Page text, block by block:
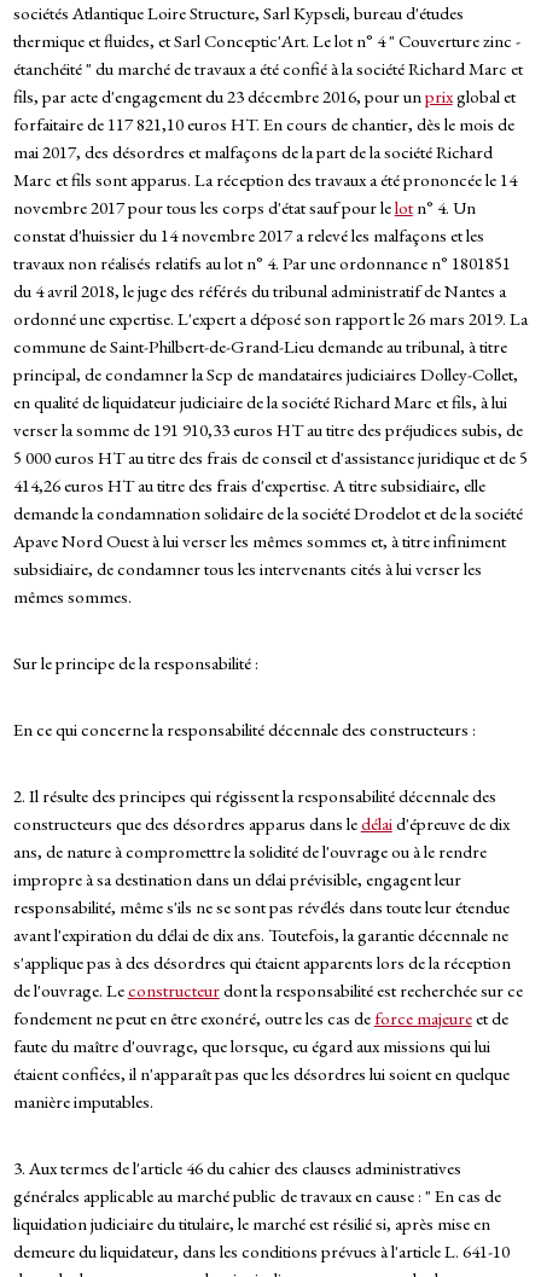
sociétés Atlantique Loire Structure, Sarl Kypseli, bureau d'études
thermique et fluides, et Sarl Conceptic'Art. Le lot n° 4 " Couverture zinc -
étanchéité " du marché de travaux a été confié à la société Richard Marc et
fils, par acte d'engagement du 23 décembre 2016, pour unprixglobal et
forfaitaire de 117 821,10 euros HT. En cours de chantier, dès le mois de
mai 2017, des désordres et malfaçons de la part de la société Richard
Marc et fils sont apparus. La réception des travaux a été prononcée le 14
novembre 2017 pour tous les corps d'état sauf pour lelotn° 4. Un
constat d'huissier du 14 novembre 2017 a relevé les malfaçons et les
travaux non réalisés relatifs au lot n° 4. Par une ordonnance n° 1801851
du 4 avril 2018, le juge des référés du tribunal administratif de Nantes a
ordonné une expertise. L'expert a déposé son rapport le 26 mars 2019. La
commune de Saint-Philbert-de-Grand-Lieu demande au tribunal, à titre
principal, de condamner la Scp de mandataires judiciaires Dolley-Collet,
en qualité de liquidateur judiciaire de la société Richard Marc et fils, à lui
verser la somme de 191 910,33 euros HT au titre des préjudices subis, de
5 000 euros HT au titre des frais de conseil et d'assistance juridique et de 5
414,26 euros HT au titre des frais d'expertise. A titre subsidiaire, elle
demande la condamnation solidaire de la société Drodelot et de la société
Apave Nord Ouest à lui verser les mêmes sommes et, à titre infiniment
subsidiaire, de condamner tous les intervenants cités à lui verser les
mêmes sommes.
Sur le principe de la responsabilité :
En ce qui concerne la responsabilité décennale des constructeurs :
2. Il résulte des principes qui régissent la responsabilité décennale des
constructeurs que des désordres apparus dans ledélaid'épreuve de dix
ans, de nature à compromettre la solidité de l'ouvrage ou à le rendre
impropre à sa destination dans un délai prévisible, engagent leur
responsabilité, même s'ils ne se sont pas révélés dans toute leur étendue
avant l'expiration du délai de dix ans. Toutefois, la garantie décennale ne
s'applique pas à des désordres qui étaient apparents lors de la réception
de l'ouvrage. Leconstructeurdont la responsabilité est recherchée sur ce
fondement ne peut en être exonéré, outre les cas de force majeureet de
faute du maître d'ouvrage, que lorsque, eu égard aux missions qui lui
étaient confiées, il n'apparaît pas que les désordres lui soient en quelque
manière imputables.
3. Aux termes de l'article 46 du cahier des clauses administratives
générales applicable au marché public de travaux en cause : " En cas de
liquidation judiciaire du titulaire, le marché est résilié si, après mise en
demeure du liquidateur, dans les conditions prévues à l'article L. 641-10